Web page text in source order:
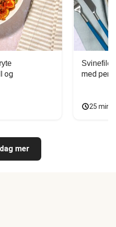
og
Svinefilet
med
25
mer